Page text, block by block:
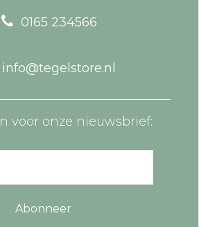
0165 234566
info@tegelstore.nl
voor onze nieuwsbrief:
Abonneer